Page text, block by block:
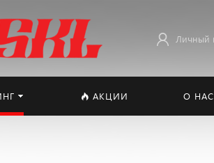
Личный
АКЦИИ О НАС